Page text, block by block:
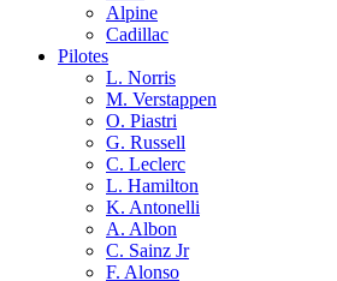
Alpine
Cadillac
Pilotes
L. Norris
M. Verstappen
O. Piastri
G. Russell
C. Leclerc
L. Hamilton
K. Antonelli
A. Albon
C. Sainz Jr
F. Alonso